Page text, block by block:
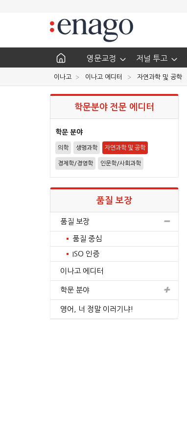
영문교정 저널 투고
이나고 이나고 에디터 자연과학 및 공학
학문분야 전문 에디터
학문 분야
의학 생명과학 자연과학 및 공학
경제학/경영학 인문학/사회과학
품질 보장
품질 보장
품질 중심
ISO 인증
이나고 에디터
학문 분야
영어, 너 정말 이러기냐!